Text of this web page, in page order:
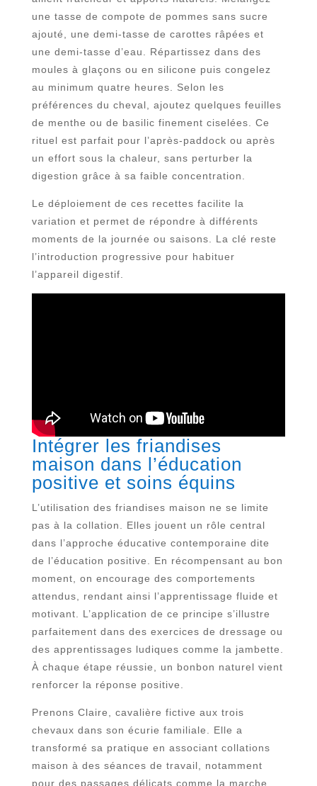
une tasse de compote de pommes sans sucre
ajouté, une demi-tasse de carottes râpées et
une demi-tasse d’eau. Répartissez dans des
moules à glaçons ou en silicone puis congelez
au minimum quatre heures. Selon les
préférences du cheval, ajoutez quelques feuilles
de menthe ou de basilic finement ciselées. Ce
rituel est parfait pour l’après-paddock ou après
un effort sous la chaleur, sans perturber la
digestion grâce à sa faible concentration.
Le déploiement de ces recettes facilite la
variation et permet de répondre à différents
moments de la journée ou saisons. La clé reste
l’introduction progressive pour habituer
l’appareil digestif.
Intégrer les friandises
maison dans l’éducation
positive et soins équins
L’utilisation des friandises maison ne se limite
pas à la collation. Elles jouent un rôle central
dans l’approche éducative contemporaine dite
de l’éducation positive. En récompensant au bon
moment, on encourage des comportements
attendus, rendant ainsi l’apprentissage fluide et
motivant. L’application de ce principe s’illustre
parfaitement dans des exercices de dressage ou
des apprentissages ludiques comme la jambette.
À chaque étape réussie, un bonbon naturel vient
renforcer la réponse positive.
Prenons Claire, cavalière fictive aux trois
chevaux dans son écurie familiale. Elle a
transformé sa pratique en associant collations
maison à des séances de travail, notamment
pour des passages délicats comme la marche